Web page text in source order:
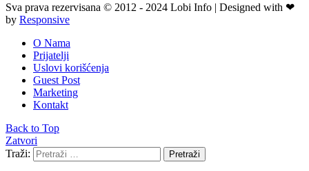
Sva prava rezervisana © 2012 - 2024 Lobi Info | Designed with ❤
by Responsive
O Nama
Prijatelji
Uslovi korišćenja
Guest Post
Marketing
Kontakt
Back to Top
Zatvori
Traži:
Pretraži